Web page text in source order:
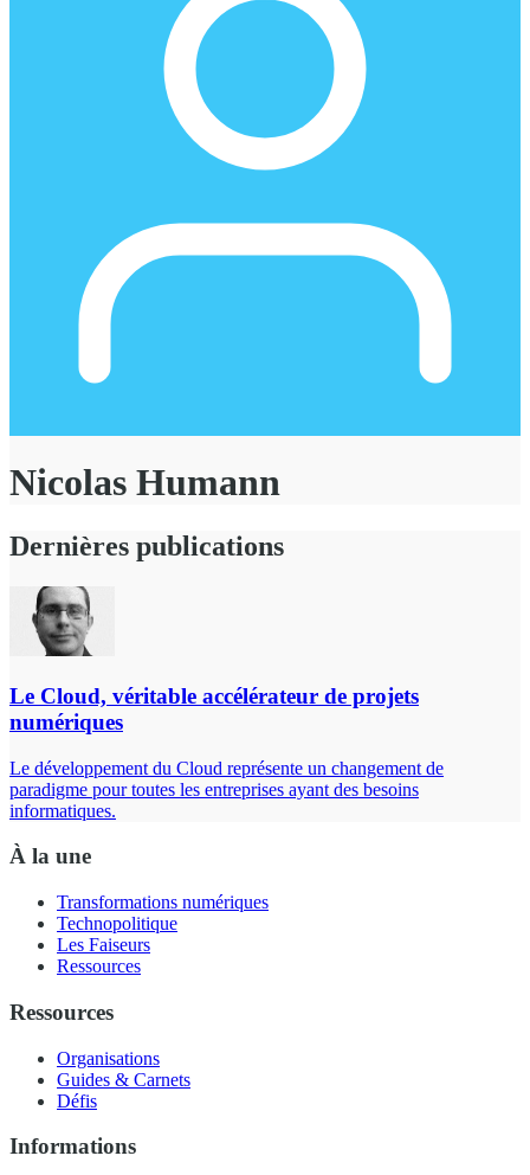
Nicolas Humann
Dernières publications
Le Cloud, véritable accélérateur de projets
numériques
Le développement du Cloud représente un changement de
paradigme pour toutes les entreprises ayant des besoins
informatiques.
À la une
Transformations numériques
Technopolitique
Les Faiseurs
Ressources
Ressources
Organisations
Guides & Carnets
Défis
Informations